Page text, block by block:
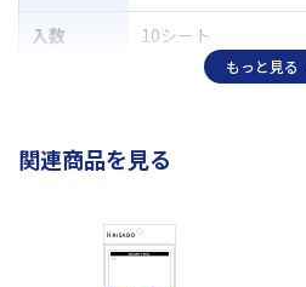
入数
10シート
A6（105×148mm）
ズ
0.27mm
もっと見る
関連商品を見る